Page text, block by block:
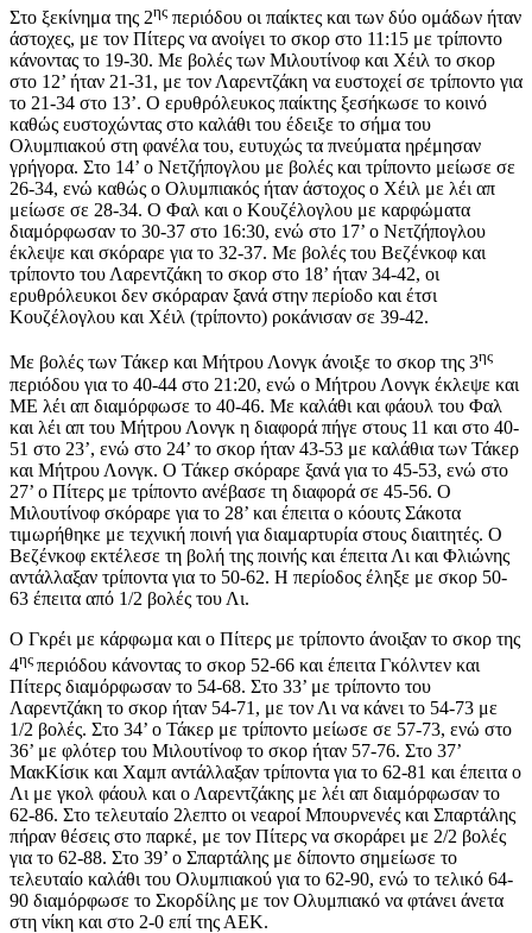
Στο ξεκίνημα της 2ης περιόδου οι παίκτες και των δύο ομάδων ήταν
άστοχες, με τον Πίτερς να ανοίγει το σκορ στο 11:15 με τρίποντο
κάνοντας το 19-30. Με βολές των Μιλουτίνοφ και Χέιλ το σκορ
στο 12’ ήταν 21-31, με τον Λαρεντζάκη να ευστοχεί σε τρίποντο για
το 21-34 στο 13’. Ο ερυθρόλευκος παίκτης ξεσήκωσε το κοινό
καθώς ευστοχώντας στο καλάθι του έδειξε το σήμα του
Ολυμπιακού στη φανέλα του, ευτυχώς τα πνεύματα ηρέμησαν
γρήγορα. Στο 14’ ο Νετζήπογλου με βολές και τρίποντο μείωσε σε
26-34, ενώ καθώς ο Ολυμπιακός ήταν άστοχος ο Χέιλ με λέι απ
μείωσε σε 28-34. Ο Φαλ και ο Κουζέλογλου με καρφώματα
διαμόρφωσαν το 30-37 στο 16:30, ενώ στο 17’ ο Νετζήπογλου
έκλεψε και σκόραρε για το 32-37. Με βολές του Βεζένκοφ και
τρίποντο του Λαρεντζάκη το σκορ στο 18’ ήταν 34-42, οι
ερυθρόλευκοι δεν σκόραραν ξανά στην περίοδο και έτσι
Κουζέλογλου και Χέιλ (τρίποντο) ροκάνισαν σε 39-42.
Με βολές των Τάκερ και Μήτρου Λονγκ άνοιξε το σκορ της 3ης
περιόδου για το 40-44 στο 21:20, ενώ ο Μήτρου Λονγκ έκλεψε και
ΜΕ λέι απ διαμόρφωσε το 40-46. Με καλάθι και φάουλ του Φαλ
και λέι απ του Μήτρου Λονγκ η διαφορά πήγε στους 11 και στο 40-
51 στο 23’, ενώ στο 24’ το σκορ ήταν 43-53 με καλάθια των Τάκερ
και Μήτρου Λονγκ. Ο Τάκερ σκόραρε ξανά για το 45-53, ενώ στο
27’ ο Πίτερς με τρίποντο ανέβασε τη διαφορά σε 45-56. Ο
Μιλουτίνοφ σκόραρε για το 28’ και έπειτα ο κόουτς Σάκοτα
τιμωρήθηκε με τεχνική ποινή για διαμαρτυρία στους διαιτητές. Ο
Βεζένκοφ εκτέλεσε τη βολή της ποινής και έπειτα Λι και Φλιώνης
αντάλλαξαν τρίποντα για το 50-62. Η περίοδος έληξε με σκορ 50-
63 έπειτα από 1/2 βολές του Λι.
Ο Γκρέι με κάρφωμα και ο Πίτερς με τρίποντο άνοιξαν το σκορ της
4ης περιόδου κάνοντας το σκορ 52-66 και έπειτα Γκόλντεν και
Πίτερς διαμόρφωσαν το 54-68. Στο 33’ με τρίποντο του
Λαρεντζάκη το σκορ ήταν 54-71, με τον Λι να κάνει το 54-73 με
1/2 βολές. Στο 34’ ο Τάκερ με τρίποντο μείωσε σε 57-73, ενώ στο
36’ με φλότερ του Μιλουτίνοφ το σκορ ήταν 57-76. Στο 37’
ΜακΚίσικ και Χαμπ αντάλλαξαν τρίποντα για το 62-81 και έπειτα ο
Λι με γκολ φάουλ και ο Λαρεντζάκης με λέι απ διαμόρφωσαν το
62-86. Στο τελευταίο 2λεπτο οι νεαροί Μπουρνενές και Σπαρτάλης
πήραν θέσεις στο παρκέ, με τον Πίτερς να σκοράρει με 2/2 βολές
για το 62-88. Στο 39’ ο Σπαρτάλης με δίποντο σημείωσε το
τελευταίο καλάθι του Ολυμπιακού για το 62-90, ενώ το τελικό 64-
90 διαμόρφωσε το Σκορδίλης με τον Ολυμπιακό να φτάνει άνετα
στη νίκη και στο 2-0 επί της ΑΕΚ.